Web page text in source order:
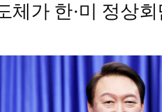
체가 한·미 정상